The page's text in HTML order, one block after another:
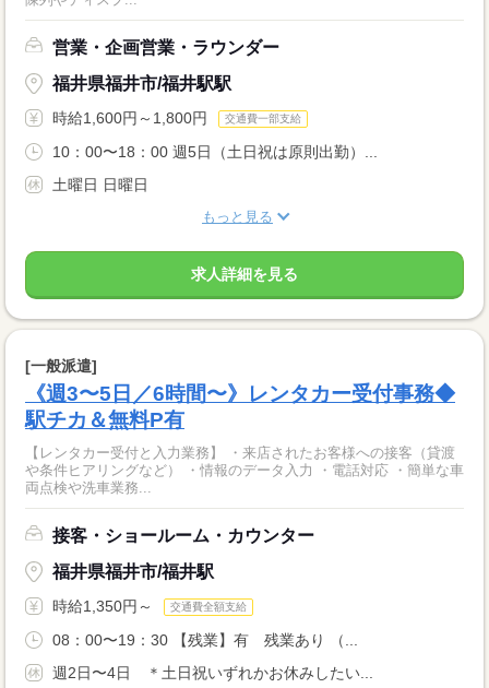
営業・企画営業・ラウンダー
福井県福井市/福井駅駅
時給1,600円～1,800円 交通費一部支給
10：00〜18：00 週5日（土日祝は原則出勤）...
土曜日 日曜日
もっと見る
求人詳細を見る
[一般派遣]
《週3〜5日／6時間〜》レンタカー受付事務◆
駅チカ＆無料P有
【レンタカー受付と入力業務】 ・来店されたお客様への接客（貸渡
や条件ヒアリングなど） ・情報のデータ入力 ・電話対応 ・簡単な車
両点検や洗車業務...
接客・ショールーム・カウンター
福井県福井市/福井駅
時給1,350円～ 交通費全額支給
08：00〜19：30 【残業】有 残業あり （...
週2日〜4日 ＊土日祝いずれかお休みしたい...